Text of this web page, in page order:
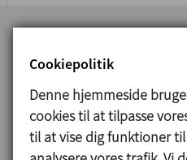
Cookiepolitik
Denne hjemmeside
cookies til at tilpasse
til at vise dig funktioner